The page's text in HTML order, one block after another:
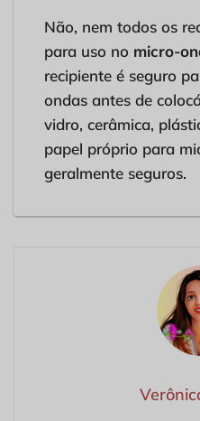
Não, nem todos os
para uso no micro-
recipiente é seguro
ondas antes de
vidro, cerâmica,
papel próprio para
geralmente seguros.